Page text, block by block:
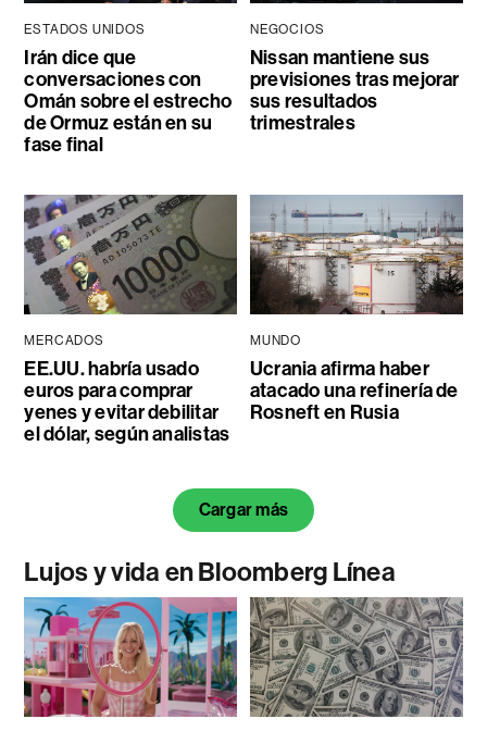
ESTADOS UNIDOS
Irán dice que
conversaciones con
Omán sobre el estrecho
de Ormuz están en su
fase final
NEGOCIOS
Nissan mantiene sus
previsiones tras mejorar
sus resultados
trimestrales
MERCADOS
EE.UU. habría usado
euros para comprar
yenes y evitar debilitar
el dólar, según analistas
MUNDO
Ucrania afirma haber
atacado una refinería de
Rosneft en Rusia
Cargar más
Lujos y vida en Bloomberg Línea